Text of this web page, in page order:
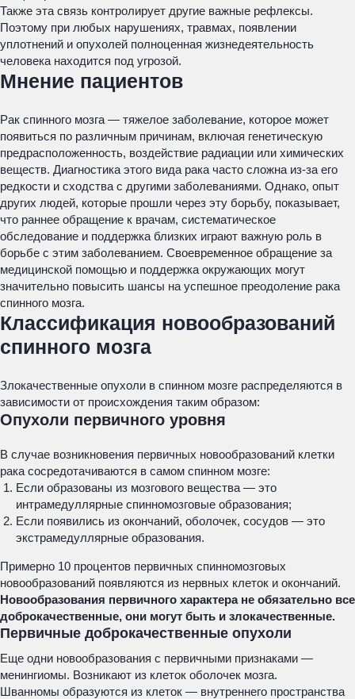
Также эта связь контролирует другие важные рефлексы.
Поэтому при любых нарушениях, травмах, появлении
уплотнений и опухолей полноценная жизнедеятельность
человека находится под угрозой.
Мнение пациентов
Рак спинного мозга — тяжелое заболевание, которое может
появиться по различным причинам, включая генетическую
предрасположенность, воздействие радиации или химических
веществ. Диагностика этого вида рака часто сложна из-за его
редкости и сходства с другими заболеваниями. Однако, опыт
других людей, которые прошли через эту борьбу, показывает,
что раннее обращение к врачам, систематическое
обследование и поддержка близких играют важную роль в
борьбе с этим заболеванием. Своевременное обращение за
медицинской помощью и поддержка окружающих могут
значительно повысить шансы на успешное преодоление рака
спинного мозга.
Классификация новообразований
спинного мозга
Злокачественные опухоли в спинном мозге распределяются в
зависимости от происхождения таким образом:
Опухоли первичного уровня
В случае возникновения первичных новообразований клетки
рака сосредотачиваются в самом спинном мозге:
Если образованы из мозгового вещества — это
интрамедуллярные спинномозговые образования;
Если появились из окончаний, оболочек, сосудов — это
экстрамедуллярные образования.
Примерно 10 процентов первичных спинномозговых
новообразований появляются из нервных клеток и окончаний.
Новообразования первичного характера не обязательно все
доброкачественные, они могут быть и злокачественные.
Первичные доброкачественные опухоли
Еще одни новообразования с первичными признаками —
менингиомы. Возникают из клеток оболочек мозга.
Шванномы образуются из клеток — внутреннего пространства